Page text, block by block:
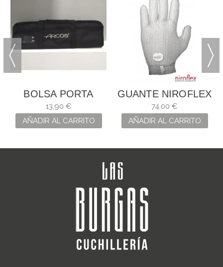
BOLSA PORTA
CUCHILLOS ARCOS
13,90 €
AÑADIR AL CARRITO
GUANTE NIROFLEX
2000 SIN
MANGUITO
(GANCHO METAL)
74,00 €
AÑADIR AL CARRITO